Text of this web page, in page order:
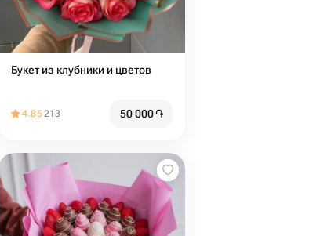
Букет из клубники и цветов
4.85213 50 000֏